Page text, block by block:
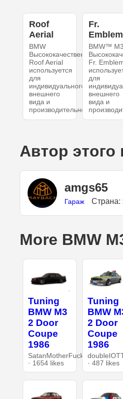
Roof
Aerial
BMW
Высококачественный
Roof Aerial
используется
для
индивидуального
внешнего
вида и
производительности.
Fr.
Emblem
BMW™ M3
Fr.
для
внешнего
вида и
Автор этого
amgs65
Гараж Страна:
More BMW
Tuning
BMW M3
2 Door
Coupe
1986
SatanMotherFucker
· 1654 likes
Tuning
BMW
2 Door
Coupe
1986
· 487 likes